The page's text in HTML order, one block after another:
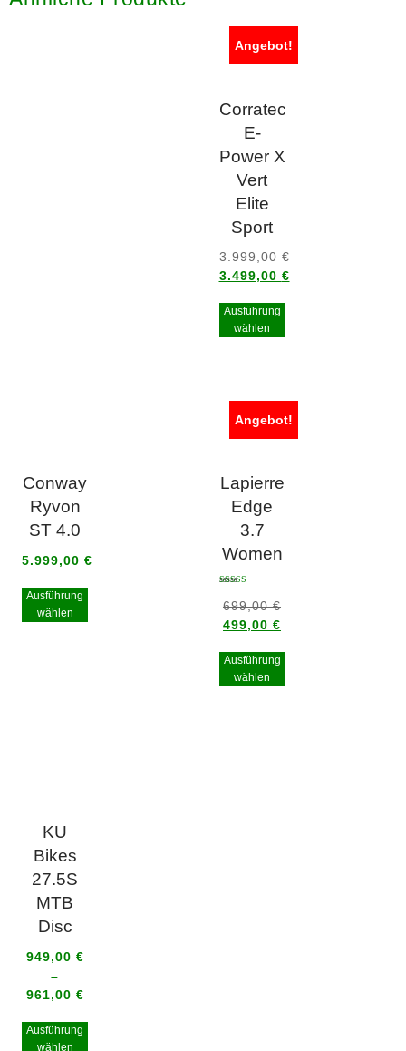
Angebot!
Corratec
E-
Power X
Vert
Elite
Sport
3.999,00€
3.499,00 €
Ausführung
wählen
Conway
Ryvon
ST 4.0
5.999,00 €
Ausführung
wählen
Angebot!
Lapierre
Edge
3.7
Women
5.00
von 5
699,00€
499,00€
Ausführung
wählen
KU
Bikes
27.5S
MTB
Disc
949,00 €
–
961,00 €
Ausführung
wählen